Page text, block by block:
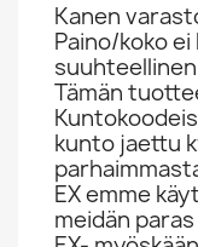
Kanen
Paino/koko
suuhteellinen
Tämän
kunto jaettu
EX emme
meidän paras